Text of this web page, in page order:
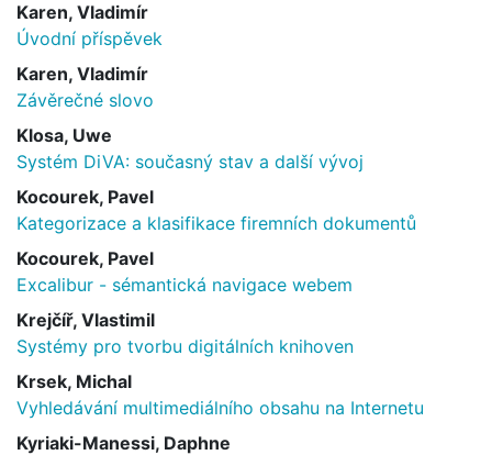
Karen, Vladimír
Úvodní příspěvek
Karen, Vladimír
Závěrečné slovo
Klosa, Uwe
Systém DiVA: současný stav a další vývoj
Kocourek, Pavel
Kategorizace a klasifikace firemních dokumentů
Kocourek, Pavel
Excalibur - sémantická navigace webem
Krejčíř, Vlastimil
Systémy pro tvorbu digitálních knihoven
Krsek, Michal
Vyhledávání multimediálního obsahu na Internetu
Kyriaki-Manessi, Daphne